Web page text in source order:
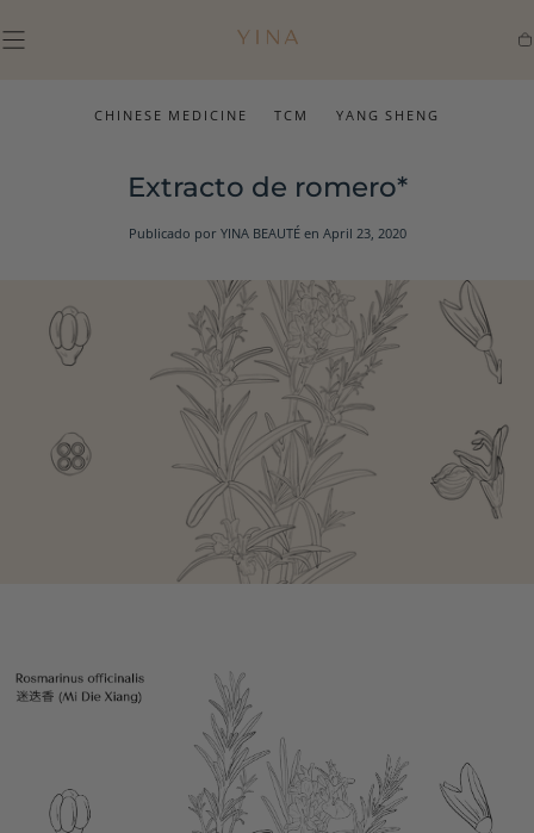
CONTENIDO
CHINESE MEDICINE TCM YANG SHENG
Extracto de romero*
Publicado por YINA BEAUTÉen April 23, 2020